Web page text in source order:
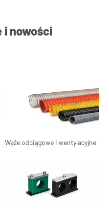
i nowości
Węże odciągowe i wentylacyjne